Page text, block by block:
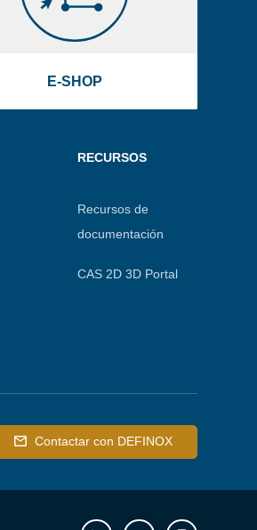
E-SHOP
RECURSOS
Recursos de
documentación
CAS 2D 3D Portal
Contactar con DEFINOX